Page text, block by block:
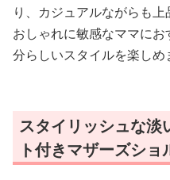
り、カジュアルながらも上
おしゃれに敏感なママに
分らしいスタイルを楽しめ
スタイリッシュな淡
ト付きマザーズシ